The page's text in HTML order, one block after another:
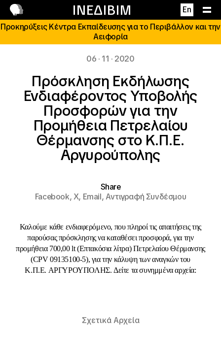
ΙΝΕΔΙΒΙΜ En
Επικοινωνία
Προκηρύξεις Κέντρα Εκπαίδευσης για το Περιβάλλον και την
Αειφορία
06 · 11 · 2020
Πρόσκληση Εκδήλωσης
Ενδιαφέροντος Υποβολής
Προσφορών για την
Προμήθεια Πετρελαίου
Θέρμανσης στο Κ.Π.Ε.
Αργυρούπολης
Share
Facebook,X, Email,Αντιγραφή Συνδέσμου
Καλούμε κάθε ενδιαφερόμενο, που πληροί τις απαιτήσεις της
παρούσας πρόσκλησης να καταθέσει προσφορά, για την
προμήθεια 700,00 lt (Επτακόσια λίτρα) Πετρελαίου Θέρμανσης
(CPV 09135100-5), για την κάλυψη των αναγκών του
Κ.Π.Ε. ΑΡΓΥΡΟΥΠΟΛΗΣ. Δείτε τα συνημμένα αρχεία:
Σχετικά Αρχεία